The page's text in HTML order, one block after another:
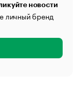
новости
личный бренд